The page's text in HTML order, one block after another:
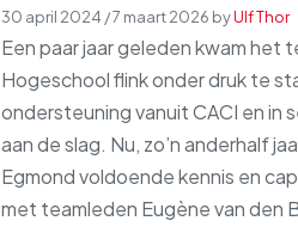
30 april 2024 /7 maart 2026 byUlf Thor
Een paar jaar geleden kwam het
Hogeschool flink onder druk te
ondersteuning vanuit CACI en
aan de slag. Nu, zo’n anderhalf
Egmond voldoende kennis en
met teamleden Eugène van den